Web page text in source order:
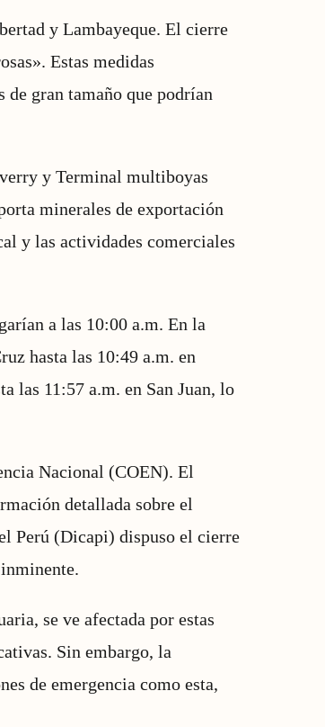
y Lambayeque. El cierre
Estas medidas
de gran tamaño que podrían
y Terminal multiboyas
minerales de exportación
y las actividades comerciales
a las 10:00 a.m. En la
hasta las 10:49 a.m. en
las 11:57 a.m. en San Juan, lo
Nacional (COEN). El
detallada sobre el
Perú (Dicapi) dispuso el cierre
se ve afectada por estas
Sin embargo, la
de emergencia como esta,